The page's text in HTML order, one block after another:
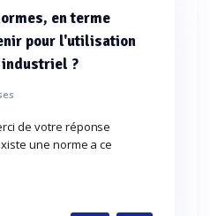
en terme
pour l'utilisation
industriel ?
de votre réponse
une norme a ce